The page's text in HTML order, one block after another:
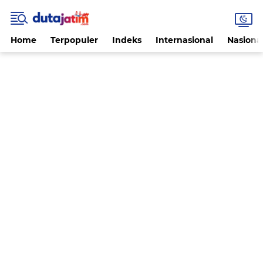
Home Terpopuler Indeks Internasional